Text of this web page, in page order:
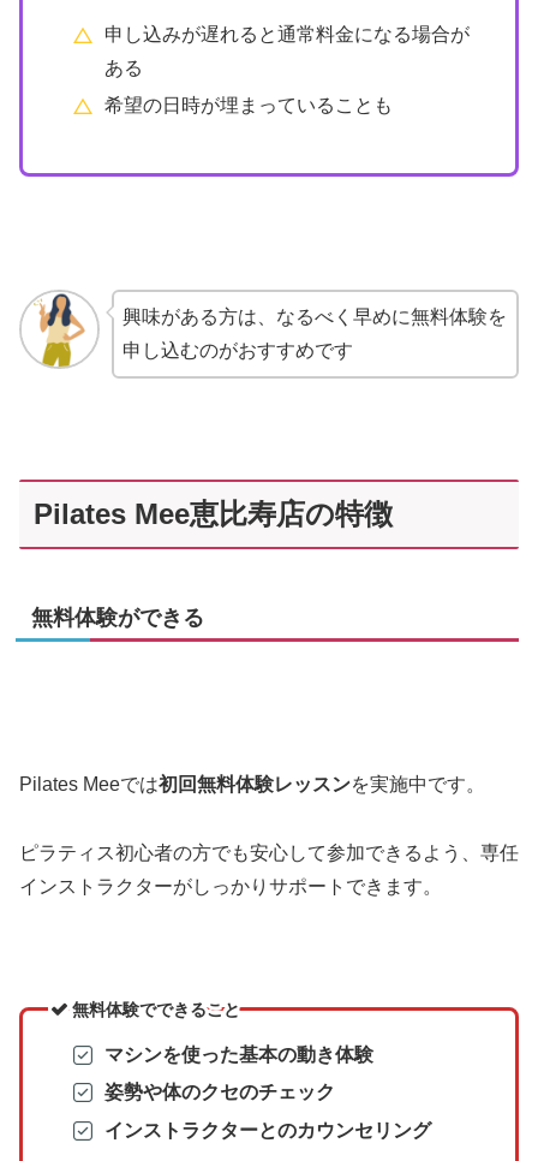
申し込みが遅れると通常料金になる場合が
ある
希望の日時が埋まっていることも
興味がある方は、なるべく早めに無料体験を
申し込むのがおすすめです
Pilates Mee恵比寿店の特徴
無料体験ができる
Pilates Meeでは初回無料体験レッスンを実施中です。
ピラティス初心者の方でも安心して参加できるよう、専任
インストラクターがしっかりサポートできます。
無料体験でできること
マシンを使った基本の動き体験
姿勢や体のクセのチェック
インストラクターとのカウンセリング